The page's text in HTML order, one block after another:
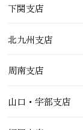
下関支店
北九州支店
周南支店
山口・宇部支店